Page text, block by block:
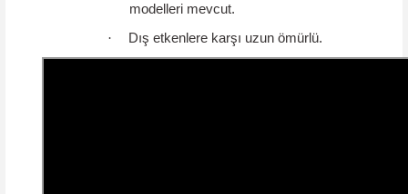
modelleri mevcut.
·
Dış etkenlere karşı uzun ömürlü.